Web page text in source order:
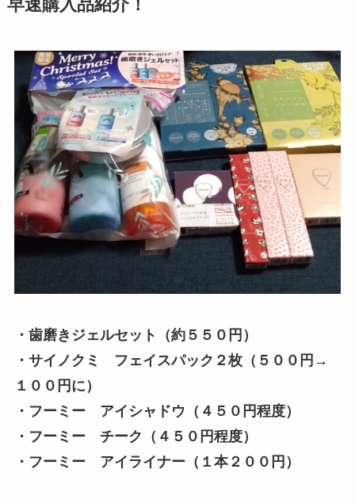
早速購入品紹介！
・歯磨きジェルセット（約５５０円）
・サイノクミ フェイスパック２枚（５００円→
１００円に）
・フーミー アイシャドウ（４５０円程度）
・フーミー チーク（４５０円程度）
・フーミー アイライナー（１本２００円）